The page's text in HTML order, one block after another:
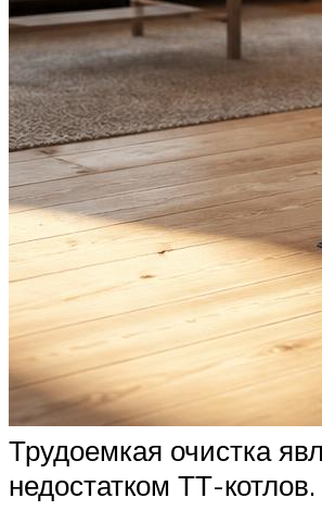
Трудоемкая очистка
недостатком ТТ-котлов.